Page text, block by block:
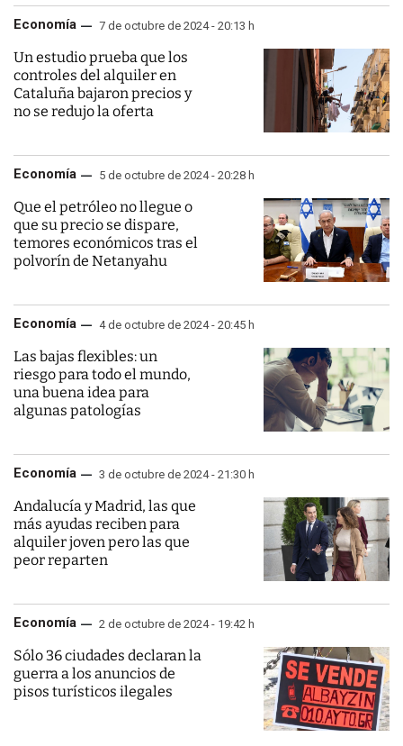
Economía 7 de octubre de 2024 - 20:13 h
Un estudio prueba que los
controles del alquiler en
Cataluña bajaron precios y
no se redujo la oferta
Economía 5 de octubre de 2024 - 20:28 h
Que el petróleo no llegue o
que su precio se dispare,
temores económicos tras el
polvorín de Netanyahu
Economía 4 de octubre de 2024 - 20:45 h
Las bajas flexibles: un
riesgo para todo el mundo,
una buena idea para
algunas patologías
Economía 3 de octubre de 2024 - 21:30 h
Andalucía y Madrid, las que
más ayudas reciben para
alquiler joven pero las que
peor reparten
Economía 2 de octubre de 2024 - 19:42 h
Sólo 36 ciudades declaran la
guerra a los anuncios de
pisos turísticos ilegales